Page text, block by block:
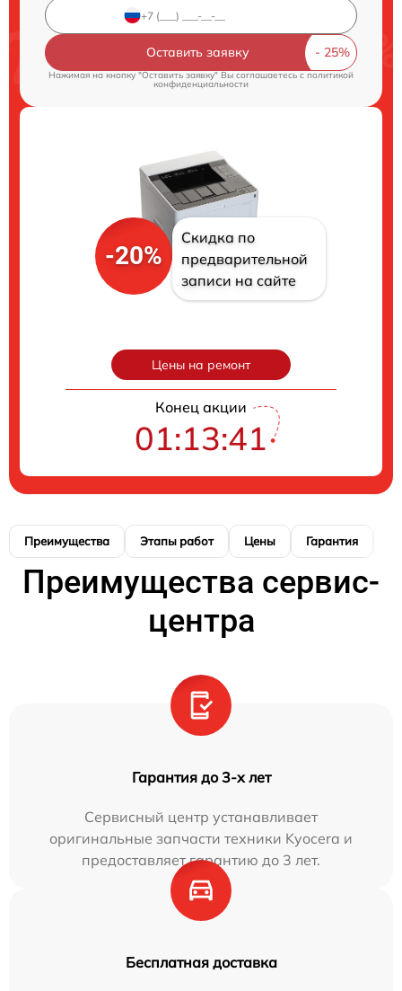
Оставить заявку
Нажимая на кнопку "Оставить заявку" Вы соглашаетесь c политикой
конфиденциальности
-20%
Скидка по
предварительной
записи на сайте
Цены на ремонт
Конец акции
01:13:40
Преимущества Этапы работ Цены Гарантия
Преимущества сервис-
центра
Гарантия до 3-х лет
Сервисный центр устанавливает
оригинальные запчасти техники Kyocera и
предоставляет гарантию до 3 лет.
Бесплатная доставка